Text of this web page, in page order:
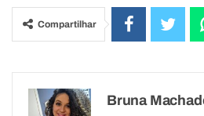
Compartilhar
Bruna